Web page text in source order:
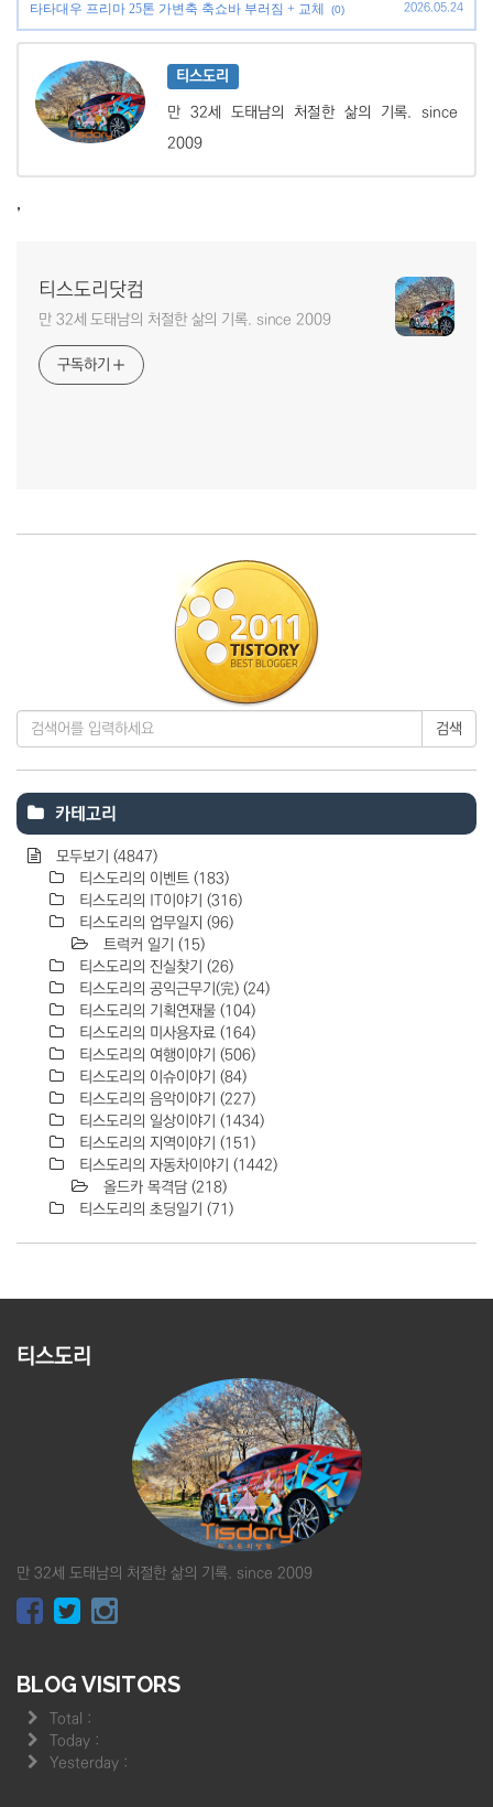
타타대우 프리마 25톤 가변축 축쇼바 부러짐 + 교체 (0) 2026.05.24
티스도리
만 32세 도태남의 처절한 삶의 기록. since
2009
,
티스도리닷컴
만 32세 도태남의 처절한 삶의 기록. since 2009
구독하기
검색
카테고리
모두보기 (4847)
티스도리의 이벤트 (183)
티스도리의 IT이야기 (316)
티스도리의 업무일지 (96)
트럭커 일기 (15)
티스도리의 진실찾기 (26)
티스도리의 공익근무기(完) (24)
티스도리의 기획연재물 (104)
티스도리의 미사용자료 (164)
티스도리의 여행이야기 (506)
티스도리의 이슈이야기 (84)
티스도리의 음악이야기 (227)
티스도리의 일상이야기 (1434)
티스도리의 지역이야기 (151)
티스도리의 자동차이야기 (1442)
올드카 목격담 (218)
티스도리의 초딩일기 (71)
티스도리
만 32세 도태남의 처절한 삶의 기록. since 2009
BLOG VISITORS
Total :
Today :
Yesterday :